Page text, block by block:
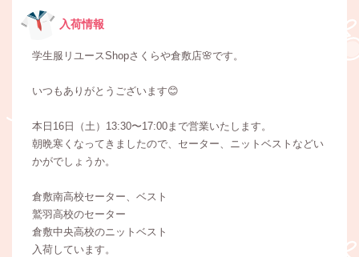
入荷情報
学生服リユースShopさくらや倉敷店🌸です。
いつもありがとうございます😊
本日16日（土）13:30〜17:00まで営業いたします。
朝晩寒くなってきましたので、セーター、ニットベストなどい
かがでしょうか。
倉敷南高校セーター、ベスト
鷲羽高校のセーター
倉敷中央高校のニットベスト
入荷しています。